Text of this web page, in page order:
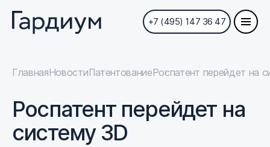
+7 (495) 147 36 47
ГлавнаяНовостиПатентованиеРоспатент перейдет на
Роспатент перейдет на
систему 3D